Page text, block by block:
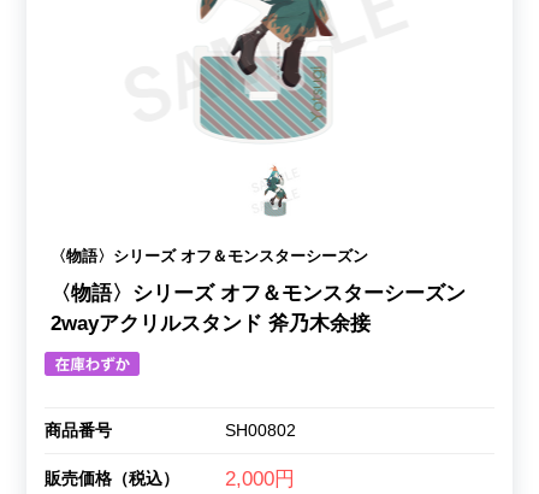
〈物語〉シリーズ オフ＆モンスターシーズン
〈物語〉シリーズ オフ＆モンスターシーズン
2wayアクリルスタンド 斧乃木余接
商品番号 SH00802
販売価格（税込） 2,000円